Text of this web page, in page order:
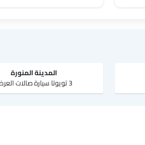
المدينة المنورة
3 تويوتا سيارة صالات العرض